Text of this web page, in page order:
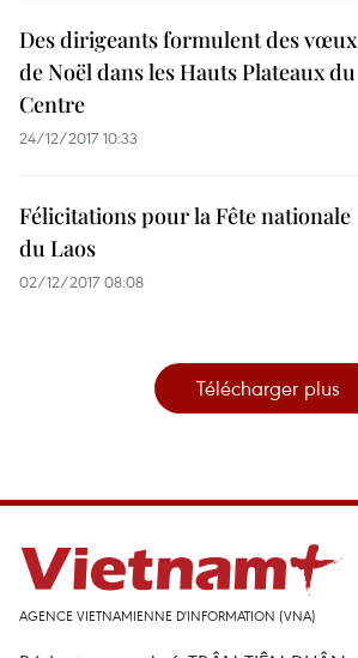
Des dirigeants formulent des vœux
de Noël dans les Hauts Plateaux du
Centre
24/12/2017 10:33
Félicitations pour la Fête nationale
du Laos
02/12/2017 08:08
Télécharger plus
AGENCE VIETNAMIENNE D'INFORMATION (VNA)